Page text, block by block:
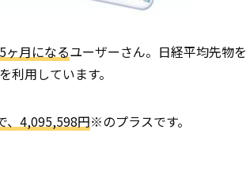
ヶ月になるユーザーさん。日経平均先物を
用しています。
、4,095,598円※のプラスです。